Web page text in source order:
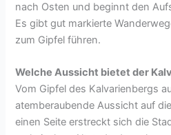
nach Osten und beginnt den
Es gibt gut markierte
zum Gipfel führen.
Welche Aussicht bietet der
Vom Gipfel des Kalvarienbergs
atemberaubende Aussicht auf
einen Seite erstreckt sich die